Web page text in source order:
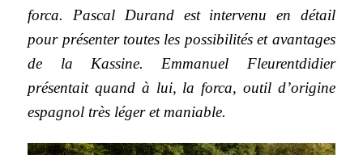
forca. Pascal Durand est intervenu en détail
pour présenter toutes les possibilités et avantages
de la Kassine. Emmanuel Fleurentdidier
présentait quand à lui, la forca, outil d’origine
espagnol très léger et maniable.